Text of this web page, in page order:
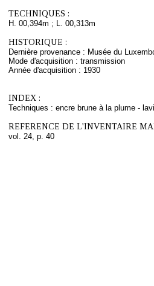
TECHNIQUES :
H. 00,394m ; L. 00,313m
HISTORIQUE :
Dernière provenance : Musée du
Mode d'acquisition : transmission
Année d'acquisition : 1930
INDEX :
Techniques : encre brune à la plume -
REFERENCE DE L'INVENTAIRE
vol. 24, p. 40